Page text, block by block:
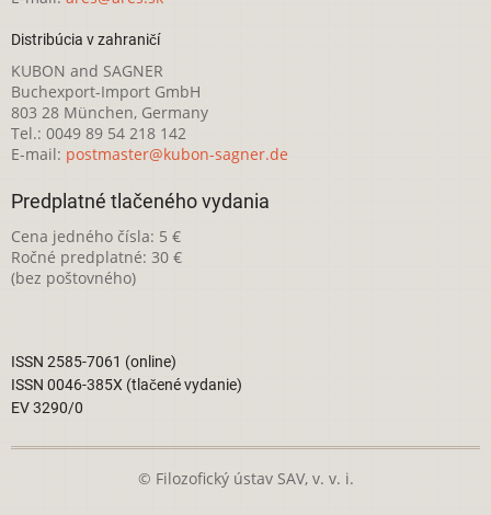
Distribúcia v zahraničí
KUBON and SAGNER
Buchexport-Import GmbH
803 28 München, Germany
Tel.: 0049 89 54 218 142
E-mail: postmaster@kubon-sagner.de
Predplatné tlačeného vydania
Cena jedného čísla: 5 €
Ročné predplatné: 30 €
(bez poštovného)
ISSN 2585-7061 (online)
ISSN 0046-385X (tlačené vydanie)
EV 3290/0
© Filozofický ústav SAV, v. v. i.